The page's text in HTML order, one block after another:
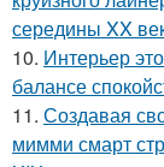
середины XX
10. Интерьер
балансе
11. Создавая
мимми смарт